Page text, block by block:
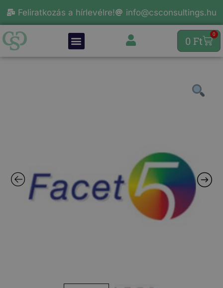
Feliratkozás a hírlevélre! info@csconsultings.hu
0 Ft
0